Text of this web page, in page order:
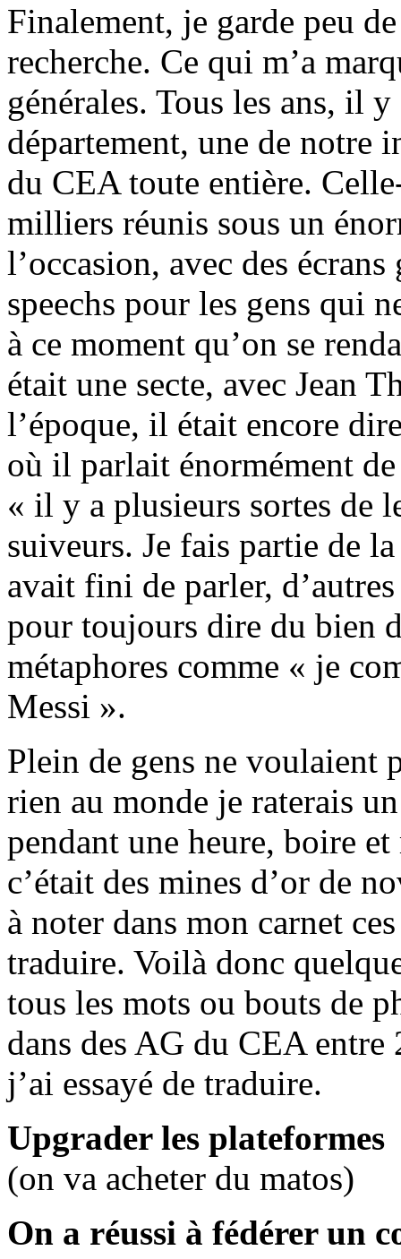
Finalement, je garde peu
recherche. Ce qui m’a
générales. Tous les ans, il
département, une de
du CEA toute entière.
milliers réunis sous un
l’occasion, avec des
speechs pour les gens qui
à ce moment qu’on se
était une secte, avec Jean
l’époque, il était encore
où il parlait énormément
« il y a plusieurs sortes de
suiveurs. Je fais partie de
avait fini de parler,
pour toujours dire du bien
métaphores comme « je
Messi ».
Plein de gens ne voulaient
rien au monde je raterais
pendant une heure, boire
c’était des mines d’or de
à noter dans mon carnet
traduire. Voilà donc
tous les mots ou bouts de
dans des AG du CEA entre
j’ai essayé de traduire.
Upgrader les plateformes
(on va acheter du matos)
On a réussi à fédérer un